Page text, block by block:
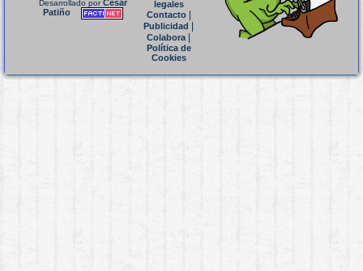
Desarrollado porCésar
Patiño
legales
Contacto|
Publicidad
Colabora|
Política de
Cookies